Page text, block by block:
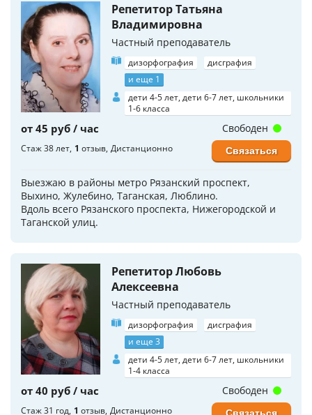
Репетитор Татьяна
Владимировна
Частный преподаватель
дизорфография
дисграфия
и еще 1
дети 4-5 лет, дети 6-7 лет, школьники
1-6 класса
от 45 руб / час
Стаж 38 лет 1 отзыв Дистанционно
Выезжаю в районы метро Рязанский проспект,
Выхино, Жулебино, Таганская, Люблино.
Вдоль всего Рязанского проспекта, Нижегородской и
Таганской улиц.
Свободен
Связаться
Репетитор Любовь
Алексеевна
Частный преподаватель
дизорфография
дисграфия
и еще 3
дети 4-5 лет, дети 6-7 лет, школьники
1-4 класса
от 40 руб / час
Стаж 31 год 1 отзыв Дистанционно
Свободен
Связаться